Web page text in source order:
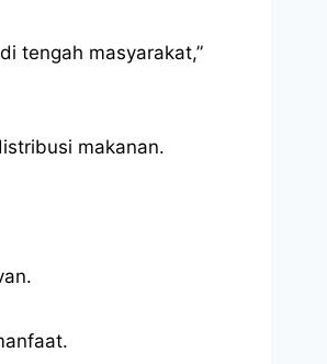
tengah masyarakat,”
makanan.